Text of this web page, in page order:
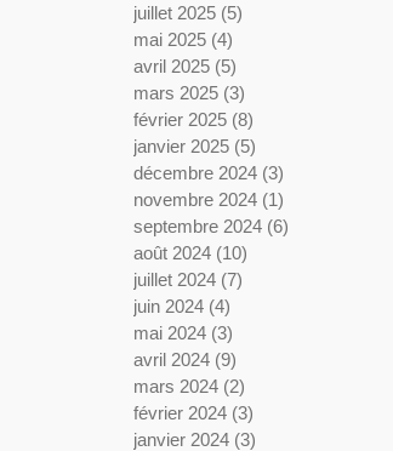
juillet 2025 (5)
mai 2025 (4)
avril 2025 (5)
mars 2025 (3)
février 2025 (8)
janvier 2025 (5)
décembre 2024 (3)
novembre 2024 (1)
septembre 2024 (6)
août 2024 (10)
juillet 2024 (7)
juin 2024 (4)
mai 2024 (3)
avril 2024 (9)
mars 2024 (2)
février 2024 (3)
janvier 2024 (3)